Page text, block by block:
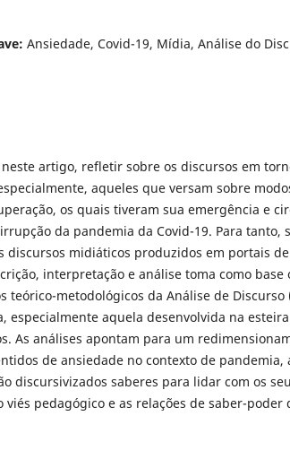
Ansiedade, Covid-19, Mídia, Análise do
artigo, refletir sobre os discursos em
aqueles que versam sobre
os quais tiveram sua emergência e
da pandemia da Covid-19. Para tanto,
discursos midiáticos produzidos em portais
interpretação e análise toma como base
teórico-metodológicos da Análise de Discurso
especialmente aquela desenvolvida na
As análises apontam para um
de ansiedade no contexto de pandemia,
discursivizados saberes para lidar com os
viés pedagógico e as relações de saber-poder